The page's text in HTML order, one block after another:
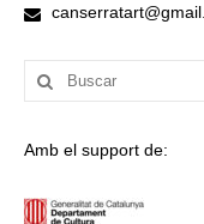
Buscar
por:
Amb el support de: